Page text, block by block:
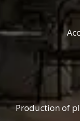
Production of